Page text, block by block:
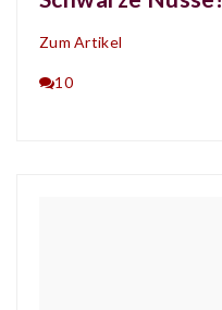
Zum Artikel
10